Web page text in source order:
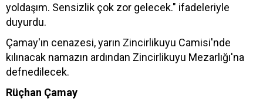
yoldaşım. Sensizlik çok zor gelecek." ifadeleriyle
duyurdu.
Çamay'ın cenazesi, yarın Zincirlikuyu Camisi'nde
kılınacak namazın ardından Zincirlikuyu Mezarlığı'na
defnedilecek.
Rüçhan Çamay